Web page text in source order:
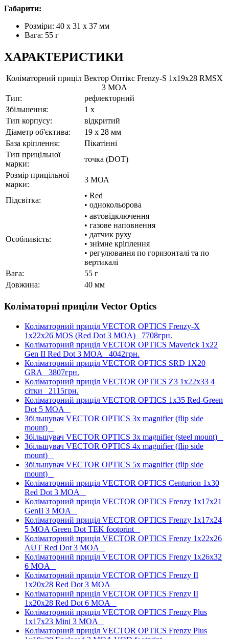
Габарити:
Розміри: 40 x 31 x 37 мм
Вага: 55 г
ХАРАКТЕРИСТИКИ
Коліматорний приціл Вектор Оптікс Frenzy-S 1x19x28 RMSX
3 MOA
Тип:
рефлекторний
Збільшення:
1 x
Тип корпусу:
відкритий
Діаметр об'єктива:
19 x 28 мм
База кріплення:
Пікатінні
Тип прицільної
марки:
точка (DOT)
Розмір прицільної
марки:
3 МОА
Підсвітка:
• Red
• однокольорова
Особливість:
• автовідключення
• газове наповнення
• датчик руху
• знімне кріплення
• регулювання по горизонталі та по
вертикалі
Вага:
55 г
Довжина:
40 мм
Коліматорні приціли Vector Optics
Коліматорний приціл VECTOR OPTICS Frenzy-X
1x22x26 MOS (Red Dot 3 MOA) 7708грн.
Коліматорний приціл VECTOR OPTICS Maverick 1x22
Gen II Red Dot 3 MOA 4042грн.
Коліматорний приціл VECTOR OPTICS SRD 1X20
GRA 3807грн.
Коліматорний приціл VECTOR OPTICS Z3 1x22x33 4
сітки 2115грн.
Коліматорний приціл VECTOR OPTICS 1x35 Red-Green
Dot 5 MOA
Збільшувач VECTOR OPTICS 3x magnifier (flip side
mount)
Збільшувач VECTOR OPTICS 3x magnifier (steel mount)
Збільшувач VECTOR OPTICS 4x magnifier (flip side
mount)
Збільшувач VECTOR OPTICS 5x magnifier (flip side
mount)
Коліматорний приціл VECTOR OPTICS Centurion 1x30
Red Dot 3 MOA
Коліматорний приціл VECTOR OPTICS Frenzy 1x17x21
GenII 3 MOA
Коліматорний приціл VECTOR OPTICS Frenzy 1x17x24
5 MOA Green Dot TEK footprint
Коліматорний приціл VECTOR OPTICS Frenzy 1x22x26
AUT Red Dot 3 MOA
Коліматорний приціл VECTOR OPTICS Frenzy 1x26x32
6 MOA
Коліматорний приціл VECTOR OPTICS Frenzy II
1x20x28 Red Dot 3 MOA
Коліматорний приціл VECTOR OPTICS Frenzy II
1x20x28 Red Dot 6 MOA
Коліматорний приціл VECTOR OPTICS Frenzy Plus
1x17x23 Mini 3 MOA
Коліматорний приціл VECTOR OPTICS Frenzy Plus